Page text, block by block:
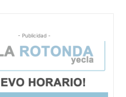
- Publicidad -